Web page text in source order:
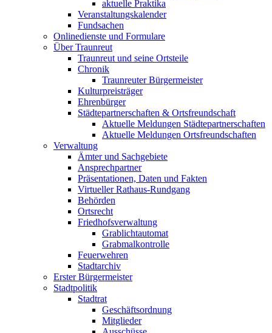
aktuelle Praktika
Veranstaltungskalender
Fundsachen
Onlinedienste und Formulare
Über Traunreut
Traunreut und seine Ortsteile
Chronik
Traunreuter Bürgermeister
Kulturpreisträger
Ehrenbürger
Städtepartnerschaften & Ortsfreundschaft
Aktuelle Meldungen Städtepartnerschaften
Aktuelle Meldungen Ortsfreundschaften
Verwaltung
Ämter und Sachgebiete
Ansprechpartner
Präsentationen, Daten und Fakten
Virtueller Rathaus-Rundgang
Behörden
Ortsrecht
Friedhofsverwaltung
Grablichtautomat
Grabmalkontrolle
Feuerwehren
Stadtarchiv
Erster Bürgermeister
Stadtpolitik
Stadtrat
Geschäftsordnung
Mitglieder